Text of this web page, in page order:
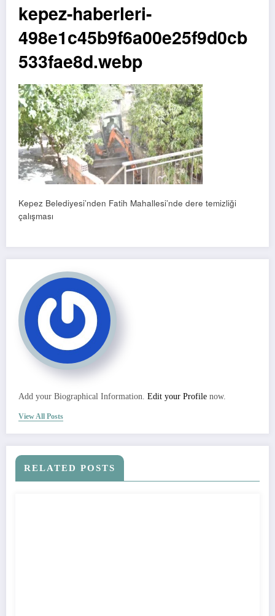
kepez-haberleri-
498e1c45b9f6a00e25f9d0cb
533fae8d.webp
Kepez Belediyesi’nden Fatih Mahallesi’nde dere temizliği
çalışması
Add your Biographical Information. Edit your Profile now.
View All Posts
RELATED POSTS